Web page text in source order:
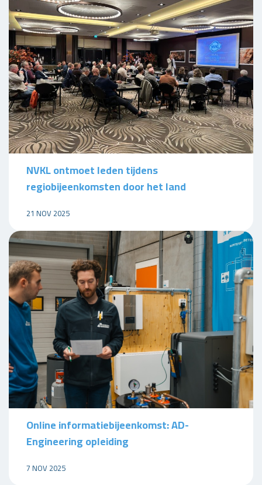
NVKL ontmoet leden tijdens
regiobijeenkomsten door het land
21 NOV 2025
Online informatiebijeenkomst: AD-
Engineering opleiding
7 NOV 2025